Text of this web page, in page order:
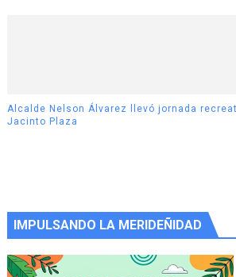
Alcalde Nelson Álvarez llevó jornada
Jacinto Plaza
IMPULSANDO LA MERIDEÑIDAD